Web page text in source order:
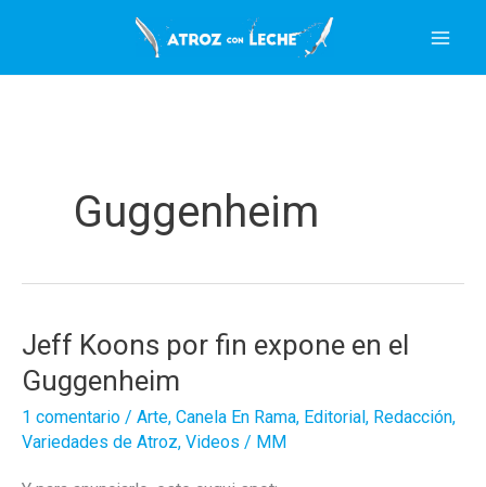
contenido
Guggenheim
Jeff Koons por fin expone en el
Guggenheim
1 comentario / Arte, Canela En Rama, Editorial , Redacción,
Variedades de Atroz, Videos / MM